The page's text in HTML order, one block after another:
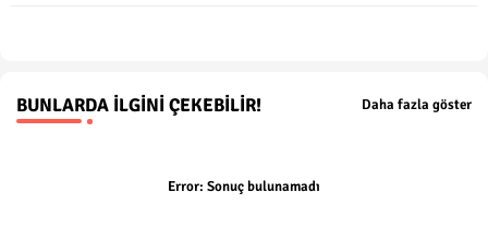
BUNLARDA İLGINI ÇEKEBILIR! Daha fazla göster
Error: Sonuç bulunamadı